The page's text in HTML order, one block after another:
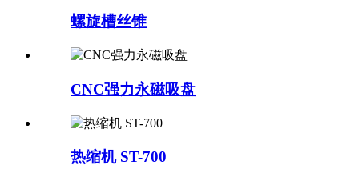
螺旋槽丝锥
CNC强力永磁吸盘
热缩机 ST-700